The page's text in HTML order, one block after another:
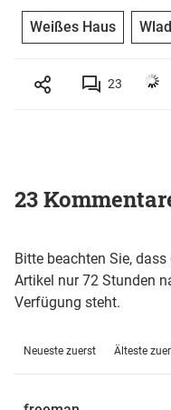
Weißes Haus
23
23
Bitte beachten Sie,
Artikel nur 72 Stunden
Verfügung steht.
Neueste zuerst Älteste